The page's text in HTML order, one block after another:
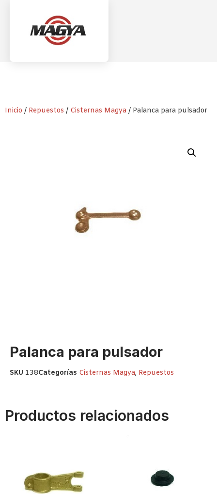
Inicio / Repuestos / Cisternas Magya / Palanca para pulsador
Palanca para pulsador
SKU 138Categorías Cisternas Magya, Repuestos
Productos relacionados